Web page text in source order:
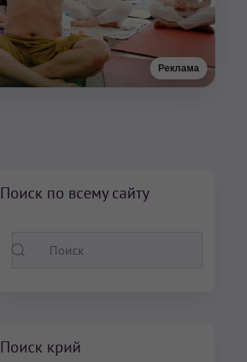
Реклама
Поиск по всему сайту
Поиск крий